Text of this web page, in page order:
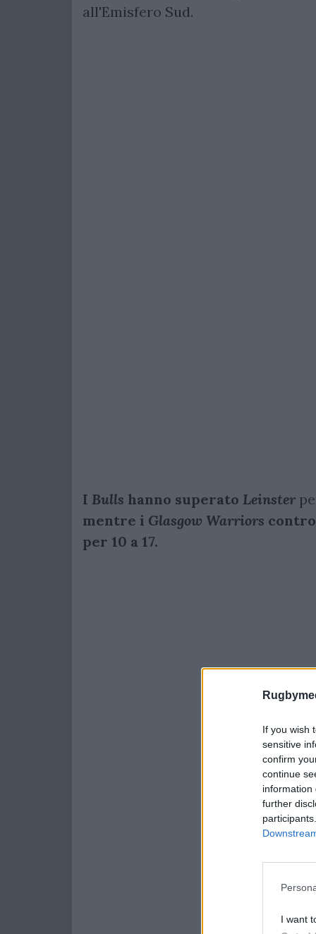
If you wish
sensitive
confirm
continue
information
further
I want
all'Emisfero Sud.
I Bulls hanno superato Leinster
mentre i Glasgow Warriors
per 10 a 17.